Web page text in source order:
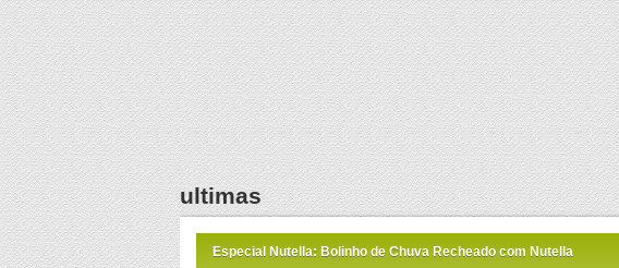
ultimas
Especial Nutella: Bolinho de Chuva Recheado com Nutella